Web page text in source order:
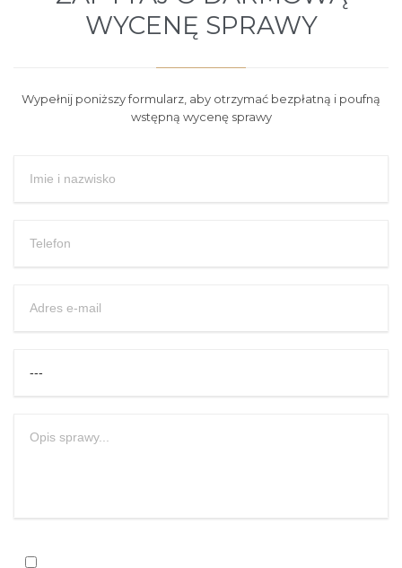
WYCENĘ SPRAWY
Wypełnij poniższy formularz, aby otrzymać bezpłatną i poufną
wstępną wycenę sprawy